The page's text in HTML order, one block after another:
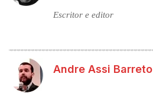
Escritor e editor
Andre Assi Barreto